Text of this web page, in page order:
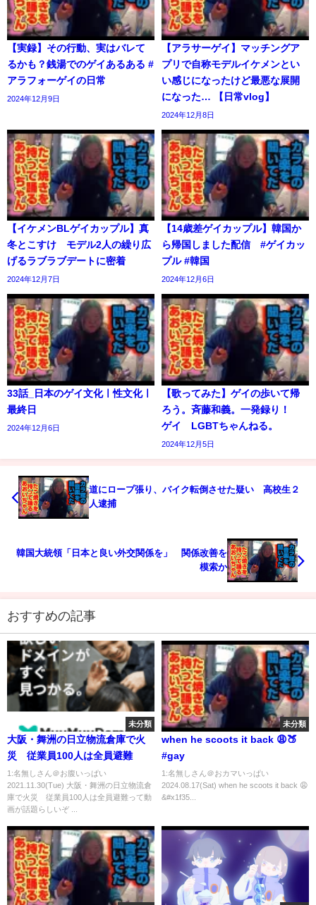
【実録】その行動、実はバレて
るかも？銭湯でのゲイあるある #
アラフォーゲイの日常
2024年12月9日
【アラサーゲイ】マッチングア
プリで自称モデルイケメンとい
い感じになったけど最悪な展開
になった… 【日常vlog】
2024年12月8日
【イケメンBLゲイカップル】真
冬とこすけ モデル2人の繰り広
げるラブラブデートに密着
2024年12月7日
【14歳差ゲイカップル】韓国か
ら帰国しました配信 #ゲイカッ
プル #韓国
2024年12月6日
33話_日本のゲイ文化ㅣ性文化ㅣ
最終日
2024年12月6日
【歌ってみた】ゲイの歩いて帰
ろう。斉藤和義。一発録り！
ゲイ LGBTちゃんねる。
2024年12月5日
道にロープ張り、バイク転倒させた疑い 高校生２
人逮捕
韓国大統領「日本と良い外交関係を」 関係改善を
模索か
おすすめの記事
未分類
大阪・舞洲の日立物流倉庫で火
災 従業員100人は全員避難
1:名無しさん＠お腹いっぱい
2021.11.30(Tue) 大阪・舞洲の日立物流倉
庫で火災 従業員100人は全員避難って動
画が話題らしいぞ ...
未分類
when he scoots it back 😩🍑
#gay
1:名無しさん＠おカマいっぱい
2024.08.17(Sat) when he scoots it back 😩
&#x1f35...